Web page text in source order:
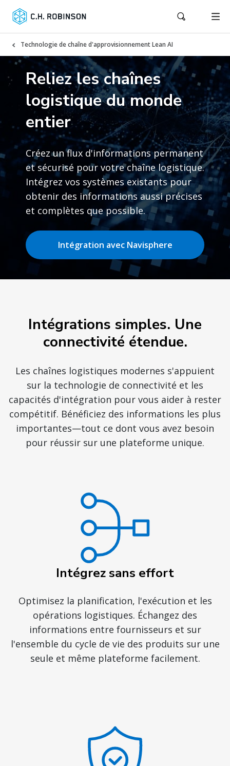
Technologie de chaîne d'approvisionnement Lean AI
Reliez les chaînes
logistique du monde
entier
Créez un flux d'informations permanent
et sécurisé pour votre chaîne logistique.
Intégrez vos systèmes existants pour
obtenir des informations aussi précises
et complètes que possible.
Intégration avec Navisphere
Intégrations simples. Une
connectivité étendue.
Les chaînes logistiques modernes s'appuient
sur la technologie de connectivité et les
capacités d'intégration pour vous aider à rester
compétitif. Bénéficiez des informations les plus
importantes—tout ce dont vous avez besoin
pour réussir sur une plateforme unique.
Intégrez sans effort
Optimisez la planification, l'exécution et les
opérations logistiques. Échangez des
informations entre fournisseurs et sur
l'ensemble du cycle de vie des produits sur une
seule et même plateforme facilement.